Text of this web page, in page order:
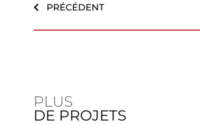
PRÉCÉDENT
PLUS
DE PROJETS